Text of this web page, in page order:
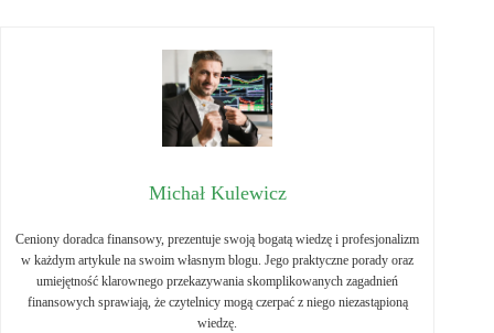
Michał Kulewicz
Ceniony doradca finansowy, prezentuje swoją bogatą wiedzę i profesjonalizm
w każdym artykule na swoim własnym blogu. Jego praktyczne porady oraz
umiejętność klarownego przekazywania skomplikowanych zagadnień
finansowych sprawiają, że czytelnicy mogą czerpać z niego niezastąpioną
wiedzę.